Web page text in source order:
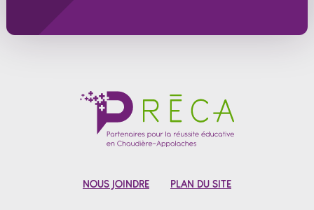
NOUS JOINDRE PLAN DU SITE